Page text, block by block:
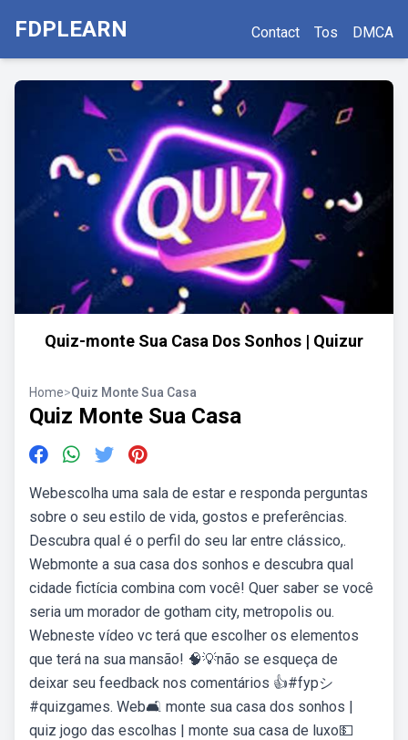
FDPLEARN Contact Tos DMCA
Quiz-monte Sua Casa Dos Sonhos | Quizur
Home>Quiz Monte Sua Casa
Quiz Monte Sua Casa
Webescolha uma sala de estar e responda perguntas
sobre o seu estilo de vida, gostos e preferências.
Descubra qual é o perfil do seu lar entre clássico,.
Webmonte a sua casa dos sonhos e descubra qual
cidade fictícia combina com você! Quer saber se você
seria um morador de gotham city, metropolis ou.
Webneste vídeo vc terá que escolher os elementos
que terá na sua mansão! 🧠💡não se esqueça de
deixar seu feedback nos comentários 👍#fypシ
#quizgames. Web🛋️ monte sua casa dos sonhos |
quiz jogo das escolhas | monte sua casa de luxo💵